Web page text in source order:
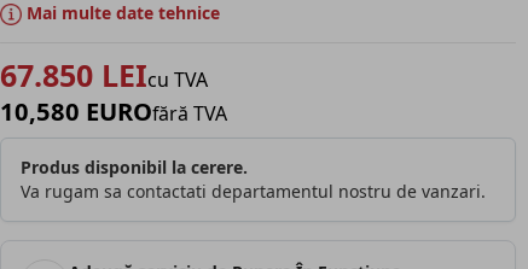
Mai multe date tehnice
67.850 LEIcu TVA
10,580 EUROfără TVA
Produs disponibil la cerere.
Va rugam sa contactati departamentul nostru de vanzari.